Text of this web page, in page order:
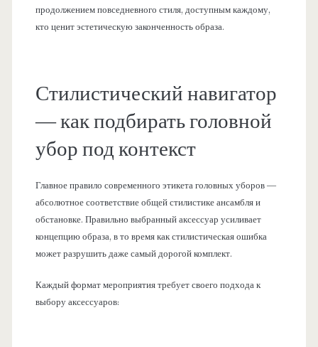
продолжением повседневного стиля, доступным каждому,
кто ценит эстетическую законченность образа.
Стилистический навигатор
— как подбирать головной
убор под контекст
Главное правило современного этикета головных уборов —
абсолютное соответствие общей стилистике ансамбля и
обстановке. Правильно выбранный аксессуар усиливает
концепцию образа, в то время как стилистическая ошибка
может разрушить даже самый дорогой комплект.
Каждый формат мероприятия требует своего подхода к
выбору аксессуаров: